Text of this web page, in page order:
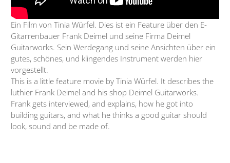
Ein Film von Tinia Würfel. Dies ist ein Feature über den E-
Gitarrenbauer Frank Deimel und seine Firma Deimel
Guitarworks. Sein Werdegang und seine Ansichten über ein
gutes, schönes, und klingendes Instrument werden hier
vorgestellt.
This is a little feature movie by Tinia Würfel. It describes the
luthier Frank Deimel and his shop Deimel Guitarworks.
Frank gets interviewed, and explains, how he got into
building guitars, and what he thinks a good guitar should
look, sound and be made of.